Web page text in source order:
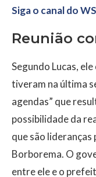
Siga o canal do
Reunião
Segundo Lucas,
tiveram na última
agendas” que
possibilidade da
que são lideranças
Borborema. O
entre ele e o